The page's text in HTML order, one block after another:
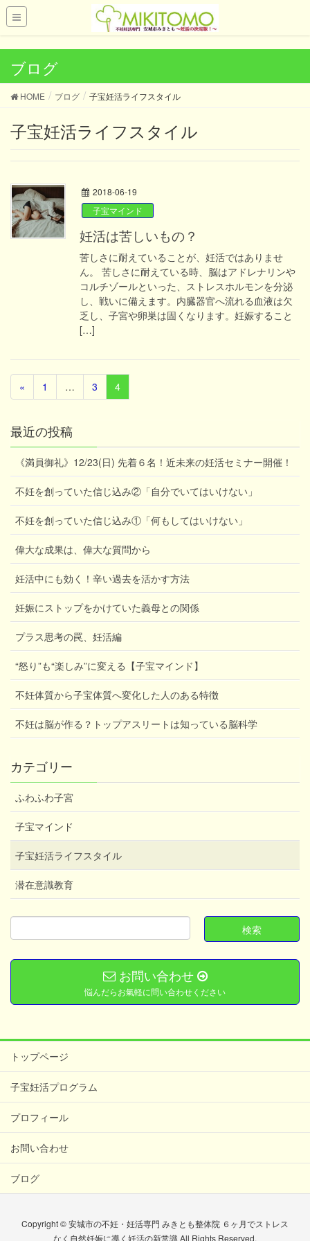
UA-121419028-1
ブログ
HOME ブログ 子宝妊活ライフスタイル
子宝妊活ライフスタイル
2018-06-19
子宝マインド
妊活は苦しいもの？
苦しさに耐えていることが、妊活ではありませ
ん。 苦しさに耐えている時、脳はアドレナリンや
コルチゾールといった、ストレスホルモンを分泌
し、戦いに備えます。内臓器官へ流れる血液は欠
乏し、子宮や卵巣は固くなります。妊娠すること
[…]
« 1 … 3 4
最近の投稿
《満員御礼》12/23(日) 先着６名！近未来の妊活セミナー開催！
不妊を創っていた信じ込み②「自分でいてはいけない」
不妊を創っていた信じ込み①「何もしてはいけない」
偉大な成果は、偉大な質問から
妊活中にも効く！辛い過去を活かす方法
妊娠にストップをかけていた義母との関係
プラス思考の罠、妊活編
“怒り”も“楽しみ”に変える【子宝マインド】
不妊体質から子宝体質へ変化した人のある特徴
不妊は脳が作る？トップアスリートは知っている脳科学
カテゴリー
ふわふわ子宮
子宝マインド
子宝妊活ライフスタイル
潜在意識教育
お問い合わせ
悩んだらお氣軽に問い合わせください
トップページ
子宝妊活プログラム
プロフィール
お問い合わせ
ブログ
Copyright © 安城市の不妊・妊活専門 みきとも整体院 ６ヶ月でストレス
なく自然妊娠に導く妊活の新常識 All Rights Reserved.